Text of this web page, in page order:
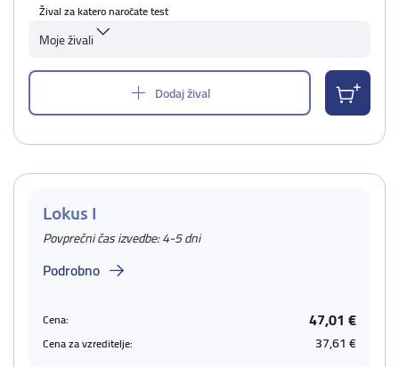
Žival za katero naročate test
Moje živali
Dodaj žival
Lokus I
Povprečni čas izvedbe: 4-5 dni
Podrobno
Cena: 47,01 €
Cena za vzreditelje: 37,61 €